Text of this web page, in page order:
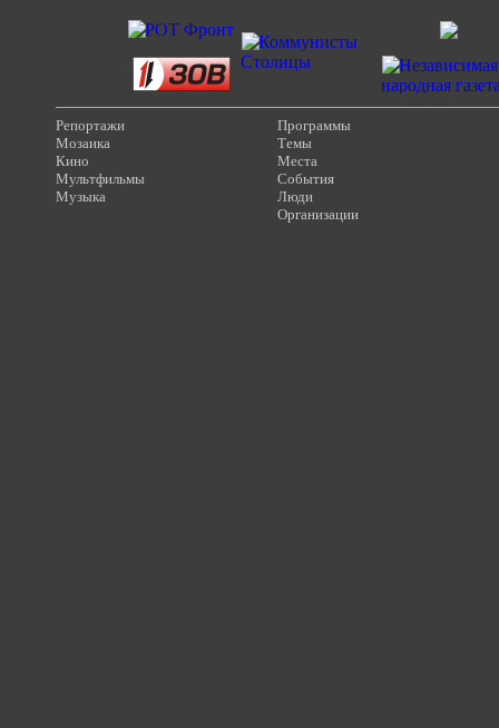
Репортажи
Мозаика
Кино
Мультфильмы
Музыка
Программы
Темы
Места
События
Люди
Организации